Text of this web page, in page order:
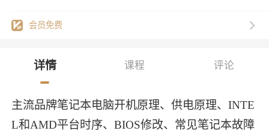
会员免费
详情 课程 评论
主流品牌笔记本电脑开机原理、供电原理、INTE
L和AMD平台时序、BIOS修改、常见笔记本故障